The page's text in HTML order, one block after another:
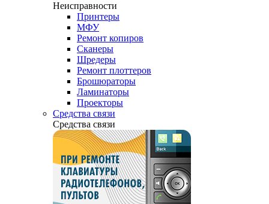
Неисправности
Принтеры
МФУ
Ремонт копиров
Сканеры
Шредеры
Ремонт плоттеров
Брошюраторы
Ламинаторы
Проекторы
Средства связи
Средства связи